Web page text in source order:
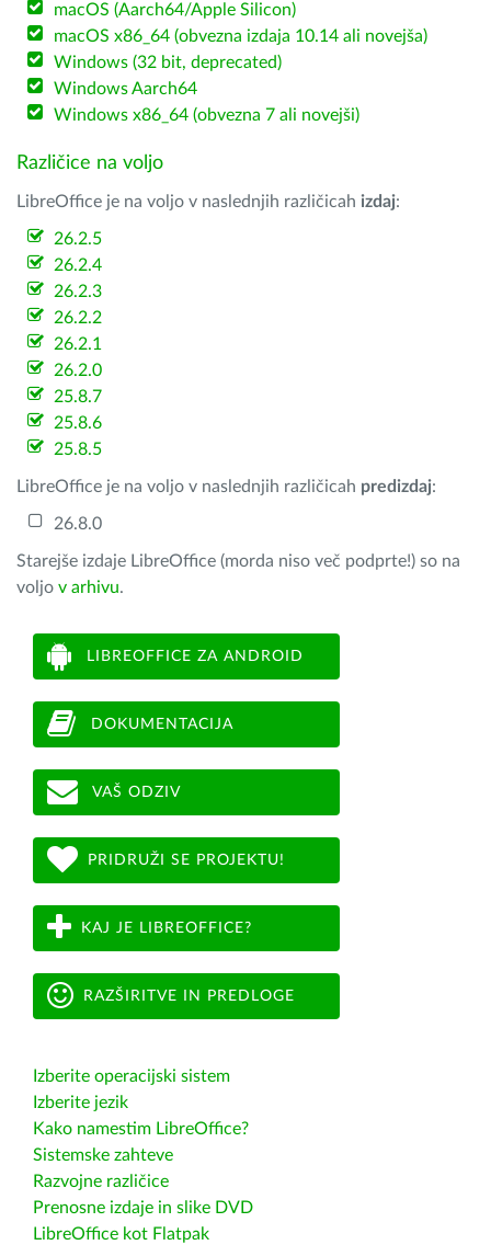
macOS (Aarch64/Apple Silicon)
macOS x86_64 (obvezna izdaja 10.14 ali novejša)
Windows (32 bit, deprecated)
Windows Aarch64
Windows x86_64 (obvezna 7 ali novejši)
Različice na voljo
LibreOffice je na voljo v naslednjih različicah izdaj:
26.2.5
26.2.4
26.2.3
26.2.2
26.2.1
26.2.0
25.8.7
25.8.6
25.8.5
LibreOffice je na voljo v naslednjih različicah predizdaj:
26.8.0
Starejše izdaje LibreOffice (morda niso več podprte!) so na
voljo v arhivu.
LIBREOFFICE ZA ANDROID
DOKUMENTACIJA
VAŠ ODZIV
PRIDRUŽI SE PROJEKTU!
KAJ JE LIBREOFFICE?
RAZŠIRITVE IN PREDLOGE
Izberite operacijski sistem
Izberite jezik
Kako namestim LibreOffice?
Sistemske zahteve
Razvojne različice
Prenosne izdaje in slike DVD
LibreOffice kot Flatpak